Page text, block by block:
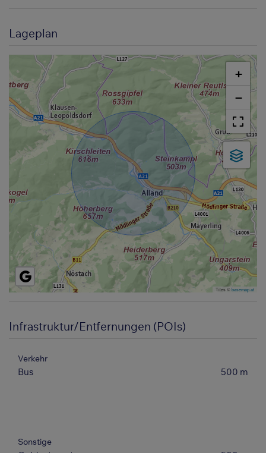
Lageplan
+
−
Tiles ©basemap.at
Infrastruktur/Entfernungen (POIs)
Verkehr
Bus 500 m
Sonstige